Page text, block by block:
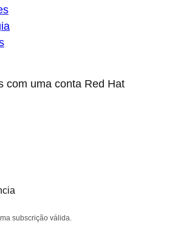
com uma conta Red Hat
subscrição válida.